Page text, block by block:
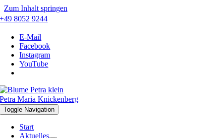
Zum Inhalt springen
+49 8052 9244
E-Mail
Facebook
Instagram
YouTube
Petra Maria Knickenberg
Toggle Navigation
Start
Aktuelles